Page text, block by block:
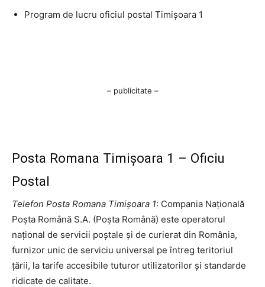
Program de lucru oficiul postal Timişoara 1
– publicitate –
Posta Romana Timişoara 1 – Oficiu
Postal
Telefon Posta Romana Timişoara 1: Compania Națională
Poșta Română S.A. (Poșta Română) este operatorul
național de servicii poștale și de curierat din România,
furnizor unic de serviciu universal pe întreg teritoriul
țării, la tarife accesibile tuturor utilizatorilor și standarde
ridicate de calitate.